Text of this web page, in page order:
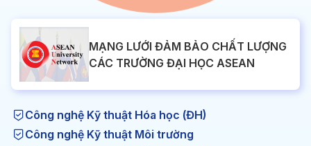
MẠNG LƯỚI ĐẢM BẢO CHẤT LƯỢNG
CÁC TRƯỜNG ĐẠI HỌC ASEAN
Công nghệ Kỹ thuật Hóa học (ĐH)
Công nghệ Kỹ thuật Môi trường